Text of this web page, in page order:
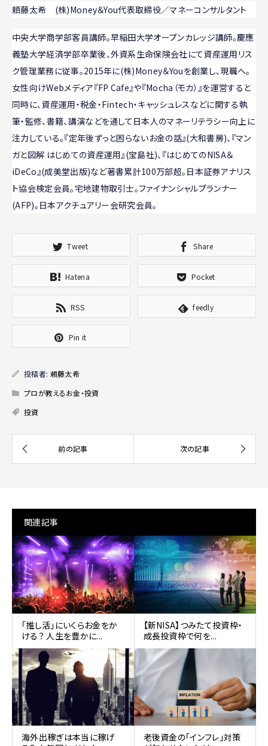
頼藤太希 (株)Money＆You代表取締役／マネーコンサルタント
中央大学商学部客員講師。早稲田大学オープンカレッジ講師。慶應
義塾大学経済学部卒業後、外資系生命保険会社にて資産運用リス
ク管理業務に従事。2015年に(株)Money＆Youを創業し、現職へ。
女性向けWebメディア『FP Cafe』や『Mocha（モカ）』を運営すると
同時に、資産運用・税金・Fintech・キャッシュレスなどに関する執
筆・監修、書籍、講演などを通して日本人のマネーリテラシー向上に
注力している。『定年後ずっと困らないお金の話』(大和書房)、『マン
ガと図解 はじめての資産運用』(宝島社)、『はじめてのNISA＆
iDeCo』(成美堂出版)など著書累計100万部超。日本証券アナリス
ト協会検定会員。宅地建物取引士。ファイナンシャルプランナー
(AFP)。日本アクチュアリー会研究会員。
Tweet Share
Hatena Pocket
RSS feedly
Pin it
投稿者: 頼藤太希
プロが教えるお金・投資
投資
関連記事
｢推し活｣にいくらお金をか
ける？ 人生を豊かに...
【新NISA】つみたて投資枠・
成長投資枠で何を...
海外出稼ぎは本当に稼げ
老後資金の「インフレ」対策